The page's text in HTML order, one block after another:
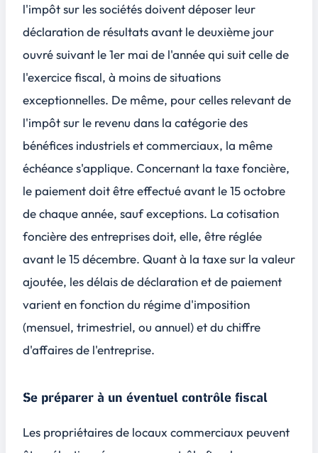
l'impôt sur les sociétés doivent déposer leur
déclaration de résultats avant le deuxième jour
ouvré suivant le 1er mai de l'année qui suit celle de
l'exercice fiscal, à moins de situations
exceptionnelles. De même, pour celles relevant de
l'impôt sur le revenu dans la catégorie des
bénéfices industriels et commerciaux, la même
échéance s'applique. Concernant la taxe foncière,
le paiement doit être effectué avant le 15 octobre
de chaque année, sauf exceptions. La cotisation
foncière des entreprises doit, elle, être réglée
avant le 15 décembre. Quant à la taxe sur la valeur
ajoutée, les délais de déclaration et de paiement
varient en fonction du régime d'imposition
(mensuel, trimestriel, ou annuel) et du chiffre
d'affaires de l'entreprise.
Se préparer à un éventuel contrôle fiscal
Les propriétaires de locaux commerciaux peuvent